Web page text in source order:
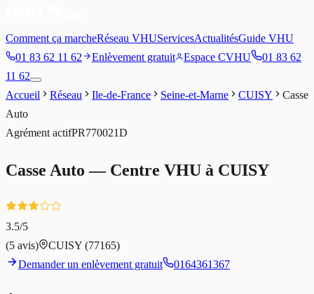
Comment ça marcheRéseau VHUServicesActualitésGuide VHU
01 83 62 11 62
Enlèvement gratuit Espace CVHU
01 83 62
11 62
Accueil
Réseau Ile-de-France Seine-et-Marne CUISY
Casse
Auto
Agrément actifPR770021D
Casse Auto — Centre VHU à CUISY
3.5/5
(5 avis) CUISY (77165)
Demander un enlèvement gratuit
0164361367